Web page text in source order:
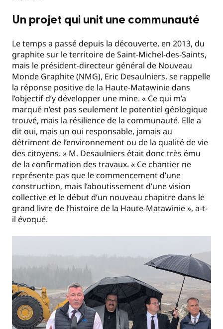
Un projet qui unit une communauté
Le temps a passé depuis la découverte, en 2013, du
graphite sur le territoire de Saint-Michel-des-Saints,
mais le président-directeur général de Nouveau
Monde Graphite (NMG), Eric Desaulniers, se rappelle
la réponse positive de la Haute-Matawinie dans
l’objectif d’y développer une mine. « Ce qui m’a
marqué n’est pas seulement le potentiel géologique
trouvé, mais la résilience de la communauté. Elle a
dit oui, mais un oui responsable, jamais au
détriment de l’environnement ou de la qualité de vie
des citoyens. » M. Desaulniers était donc très ému
de la confirmation des travaux. « Ce chantier ne
représente pas que le commencement d’une
construction, mais l’aboutissement d’une vision
collective et le début d’un nouveau chapitre dans le
grand livre de l’histoire de la Haute-Matawinie », a-t-
il évoqué.